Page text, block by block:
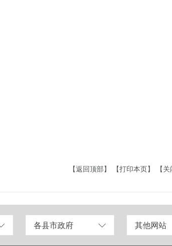
【返回顶部】
【打印本页】 【
各县市政府 其他网站